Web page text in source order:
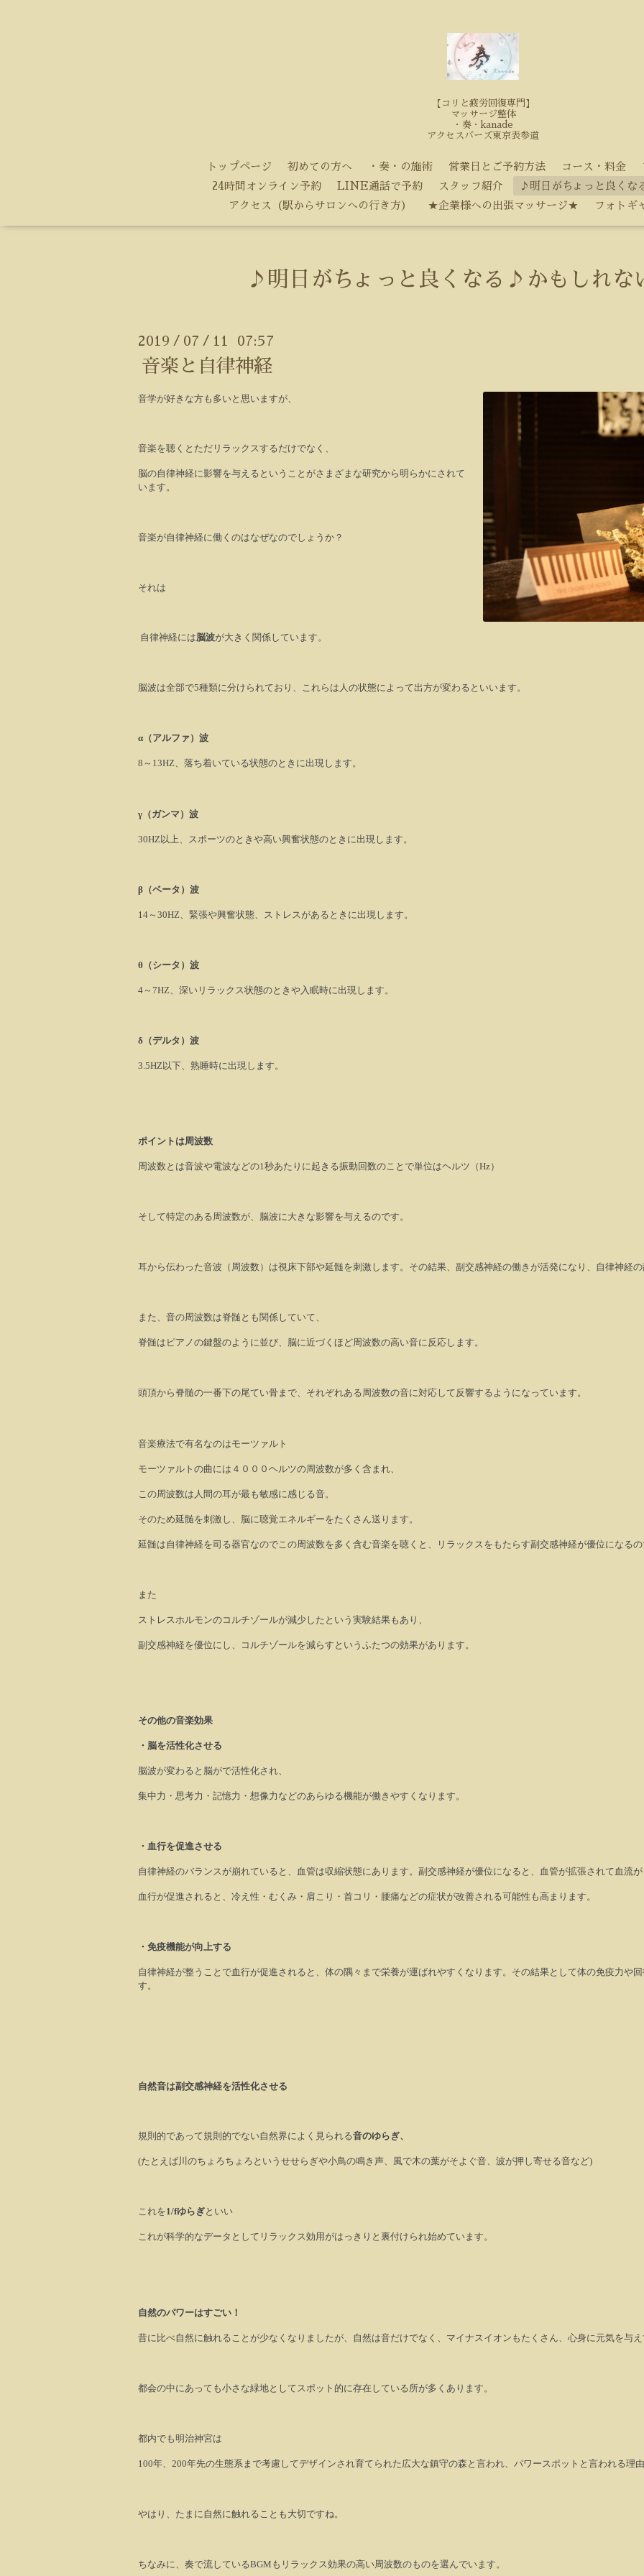
【コリと疲労回復専門】
マッサージ整体
・奏・kanade
アクセスバーズ東京表参道
トップページ 初めての方へ ・奏・の施術 営業日とご予約方法 コース・料金
24時間オンライン予約
LINE通話で予約 スタッフ紹介
♪明日がちょっと良くな
アクセス（駅からサロンへの行き方）
★企業様への出張マッサージ★ フォトギ
♪明日がちょっと良くなる♪かもしれな
2019 / 07 / 11 07:57
音楽と自律神経
音学が好きな方も多いと思いますが、
音楽を聴くとただリラックスするだけでなく、
脳の自律神経に影響を与えるということがさまざまな研究から明らかにされて
います。
音楽が自律神経に働くのはなぜなのでしょうか？
それは
自律神経には脳波が大きく関係しています。
脳波は全部で5種類に分けられており、これらは人の状態によって出方が変わるといいます。
α （アルファ）波
8 ～ 13HZ、落ち着いている状態のときに出現します。
γ （ガンマ）波
30HZ以上、スポーツのときや高い興奮状態のときに出現します。
β （ベータ）波
14～ 30HZ 、緊張や興奮状態、ストレスがあるときに出現します。
θ （シータ）波
4～ 7HZ 、深いリラックス状態のときや入眠時に出現します。
δ （デルタ）波
3.5HZ以下、熟睡時に出現します。
ポイントは周波数
周波数とは音波や電波などの1秒あたりに起きる振動回数のことで単位はヘルツ（Hz）
そして特定のある周波数が、脳波に大きな影響を与えるのです。
耳から伝わった音波（周波数）は視床下部や延髄を刺激します。その結果、副交感神経の働きが活発になり、自律神経
また、音の周波数は脊髄とも関係していて、
脊髄はピアノの鍵盤のように並び、脳に近づくほど周波数の高い音に反応します。
頭頂から脊髄の一番下の尾てい骨まで、それぞれある周波数の音に対応して反響するようになっています。
音楽療法で有名なのはモーツァルト
モーツァルトの曲には４０００ヘルツの周波数が多く含まれ、
この周波数は人間の耳が最も敏感に感じる音。
そのため延髄を刺激し、脳に聴覚エネルギーをたくさん送ります。
延髄は自律神経を司る器官なのでこの周波数を多く含む音楽を聴くと、リラックスをもたらす副交感神経が優位になる
また
ストレスホルモンのコルチゾールが減少したという実験結果もあり、
副交感神経を優位にし、コルチゾールを減らすというふたつの効果があります。
その他の音楽効果
・脳を活性化させる
脳波が変わると脳がで活性化され、
集中力・思考力・記憶力・想像力などのあらゆる機能が働きやすくなります。
・血行を促進させる
自律神経のバランスが崩れていると、血管は収縮状態にあります。副交感神経が優位になると、血管が拡張されて血流
血行が促進されると、冷え性・むくみ・肩こり・首コリ・腰痛などの症状が改善される可能性も高まります。
・免疫機能が向上する
自律神経が整うことで血行が促進されると、体の隅々まで栄養が運ばれやすくなります。その結果として体の免疫力や
す。
自然音は副交感神経を活性化させる
規則的であって規則的でない自然界によく見られる音のゆらぎ、
(たとえば川のちょろちょろというせせらぎや小鳥の鳴き声、風で木の葉がそよぐ音、波が押し寄せる音など)
これを1/fゆらぎといい
これが科学的なデータとしてリラックス効用がはっきりと裏付けられ始めています。
自然のパワーはすごい！
昔に比べ自然に触れることが少なくなりましたが、自然は音だけでなく、マイナスイオンもたくさん、心身に元気を与
都会の中にあっても小さな緑地としてスポット的に存在している所が多くあります。
都内でも明治神宮は
100年、 200年先の生態系まで考慮してデザインされ育てられた広大な鎮守の森と言われ、パワースポットと言われる理
やはり、たまに自然に触れることも大切ですね。
ちなみに、奏で流しているBGM もリラックス効果の高い周波数のものを選んでいます。